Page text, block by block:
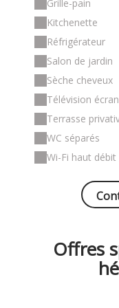
Grille-pain
Kitchenette
Réfrigérateur
Salon de jardin
Sèche cheveux
Télévision
Terrasse
WC séparés
Wi-Fi haut
Offres